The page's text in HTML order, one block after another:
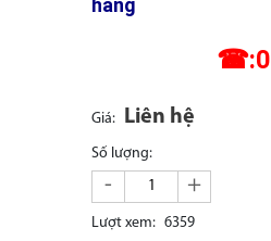
Giá: Liên hệ
Số lượng:
- +
Lượt xem: 6359